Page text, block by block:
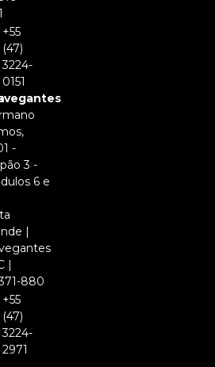
+55
(47)
3224-
0151
-
3 -
6 e
|
|
880
+55
(47)
3224-
2971